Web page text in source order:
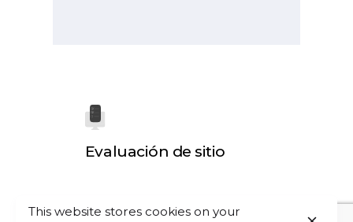
Evaluación de sitio
This website stores cookies on your